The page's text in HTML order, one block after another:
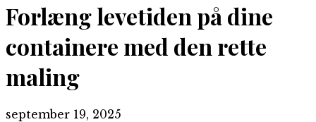
Forlæng levetiden på dine
containere med den rette
maling
september 19, 2025